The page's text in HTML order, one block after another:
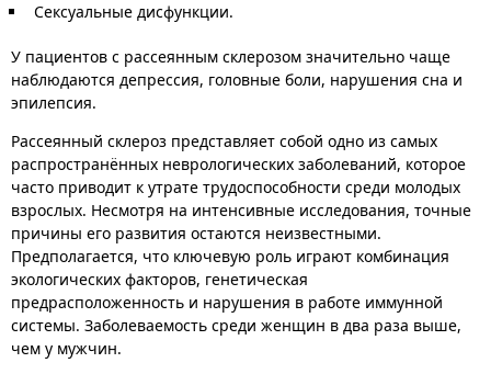
Сексуальные дисфункции.
У пациентов с рассеянным склерозом значительно чаще
наблюдаются депрессия, головные боли, нарушения сна и
эпилепсия.
Рассеянный склероз представляет собой одно из самых
распространённых неврологических заболеваний, которое
часто приводит к утрате трудоспособности среди молодых
взрослых. Несмотря на интенсивные исследования, точные
причины его развития остаются неизвестными.
Предполагается, что ключевую роль играют комбинация
экологических факторов, генетическая
предрасположенность и нарушения в работе иммунной
системы. Заболеваемость среди женщин в два раза выше,
чем у мужчин.